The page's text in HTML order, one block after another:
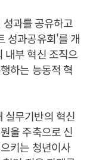
과를 공유하고
성과공유회'를 개
내부 혁신 조직으
하는 능동적 혁
실무기반의 혁신
을 주축으로 신
키는 청년이사